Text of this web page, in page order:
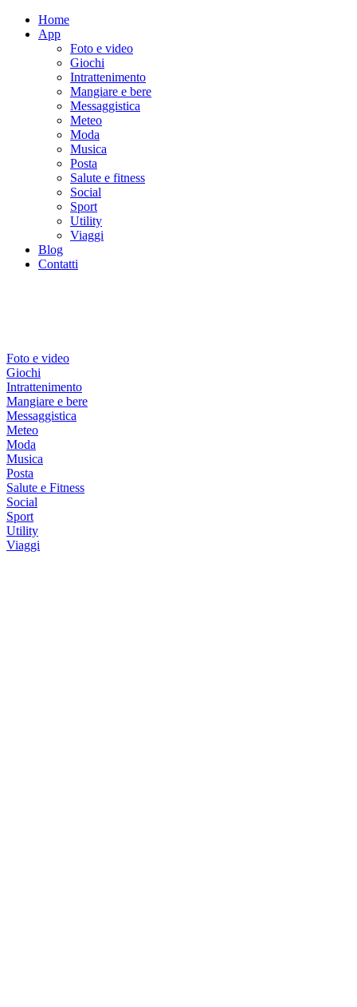
Home
App
Foto e video
Giochi
Intrattenimento
Mangiare e bere
Messaggistica
Meteo
Moda
Musica
Posta
Salute e fitness
Social
Sport
Utility
Viaggi
Blog
Contatti
Foto e video
Giochi
Intrattenimento
Mangiare e bere
Messaggistica
Meteo
Moda
Musica
Posta
Salute e Fitness
Social
Sport
Utility
Viaggi